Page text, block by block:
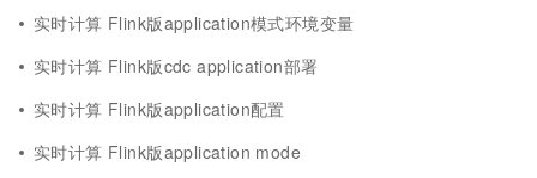
实时计算 Flink版application模式环境变量
实时计算 Flink版cdc application部署
实时计算 Flink版application配置
实时计算 Flink版application mode